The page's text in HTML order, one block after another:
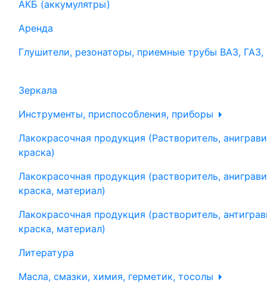
АКБ (аккумулятры)
Аренда
Глушители, резонаторы, приемные трубы ВАЗ, ГАЗ,
Зеркала
Инструменты, приспособления, приборы
Лакокрасочная продукция (Растворитель,
краска)
Лакокрасочная продукция (растворитель,
краска, материал)
Лакокрасочная продукция (растворитель,
краска, материал)
Литература
Масла, смазки, химия, герметик, тосолы